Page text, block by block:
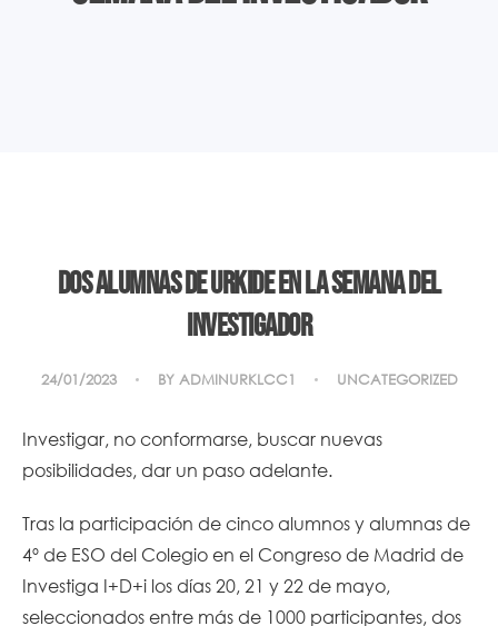
Dos alumnas de Urkide en la Semana del
Investigador
24/01/2023 BY ADMINURKLCC1 UNCATEGORIZED
Investigar, no conformarse, buscar nuevas
posibilidades, dar un paso adelante.
Tras la participación de cinco alumnos y alumnas de
4º de ESO del Colegio en el Congreso de Madrid de
Investiga I+D+i los días 20, 21 y 22 de mayo,
seleccionados entre más de 1000 participantes, dos